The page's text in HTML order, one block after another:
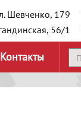
Шевченко, 179
56/1
Контакты